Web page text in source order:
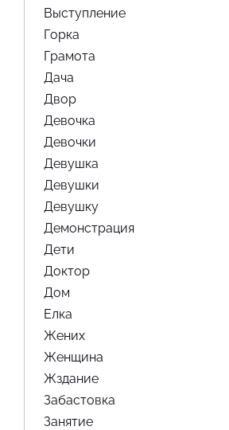
Выступление
Горка
Грамота
Дача
Двор
Девочка
Девочки
Девушка
Девушки
Девушку
Демонстрация
Дети
Доктор
Дом
Елка
Жених
Женщина
Жздание
Забастовка
Занятие